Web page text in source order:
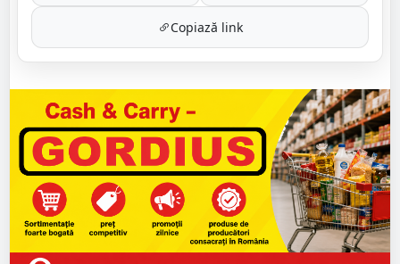
Copiază link